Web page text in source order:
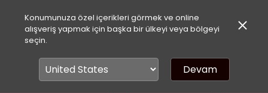
Konumunuza özel içerikleri görmek ve online
alışveriş yapmak için başka bir ülkeyi veya bölgeyi
seçin.
Devam